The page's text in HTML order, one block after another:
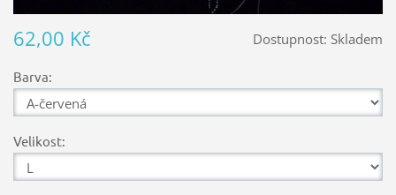
Dostupnost: Skladem
62,00 Kč
Barva:
Velikost: